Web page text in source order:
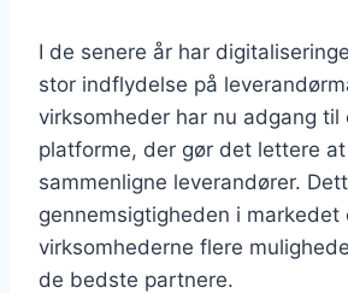
I de senere år har
stor indflydelse på
virksomheder har nu adgang til
platforme, der gør det lettere
sammenligne leverandører.
gennemsigtigheden i markedet
virksomhederne flere
de bedste partnere.